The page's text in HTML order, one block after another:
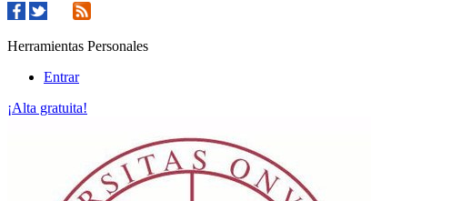
Herramientas Personales
Entrar
¡Alta gratuita!